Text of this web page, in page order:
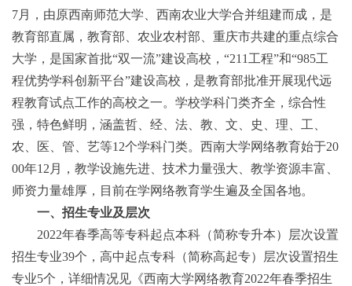
7月，由原西南师范大学、西南农业大学合并组建而成，是
教育部直属 ， 教育部、农业农村部、重庆市共建的重点综合
大学，是国家首批“双一流”建设高校， “211 工程”和“985工
程优势学科创新平台”建设高校 ，是教育部批准开展现代远
程教育试点工作的高校之一。 学校学科门类齐全，综合性
强，特色鲜明 ，涵盖哲、经、法、教、文、史、理、工、
农、医、管、艺等12个学科门类。 西南大学网络教育始于20
00年12 月，教学设施先进、技术力量强大、教学资源丰富、
师资力量雄厚，目前在学网络教育学生遍及全国各地。
一、招生专业及层次
2022年春季高等专科起点本科（简称专升本）层次设置
招生专业39个，高中起点专科（简称高起专）层次设置招生
专业5个，详细情况见《西南大学网络教育2022年春季招生